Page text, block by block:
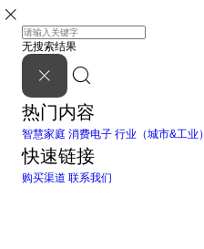
无搜索结果
热门内容
智慧家庭 消费电子 行业（城市&工业）
快速链接
购买渠道 联系我们